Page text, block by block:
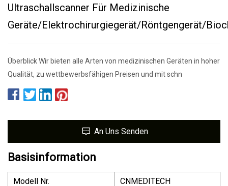
Ultraschallscanner Für Medizinische
Geräte/Elektrochirurgiegerät/Röntgengerät/
Überblick Wir bieten alle Arten von medizinischen Geräten in hoher
Qualität, zu wettbewerbsfähigen Preisen und mit schn
An Uns Senden
Basisinformation
Modell Nr.
CNMEDITECH